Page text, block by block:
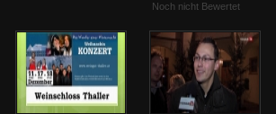
Noch nicht Bewertet